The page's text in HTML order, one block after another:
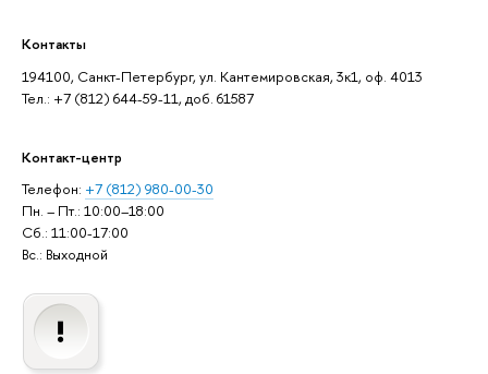
Контакты
194100, Санкт-Петербург, ул. Кантемировская, 3к1, оф. 4013
Тел.: +7 (812) 644-59-11, доб. 61587
Контакт-центр
Телефон: +7 (812) 980-00-30
Пн. – Пт.: 10:00–18:00
Сб.: 11:00-17:00
Вс.: Выходной